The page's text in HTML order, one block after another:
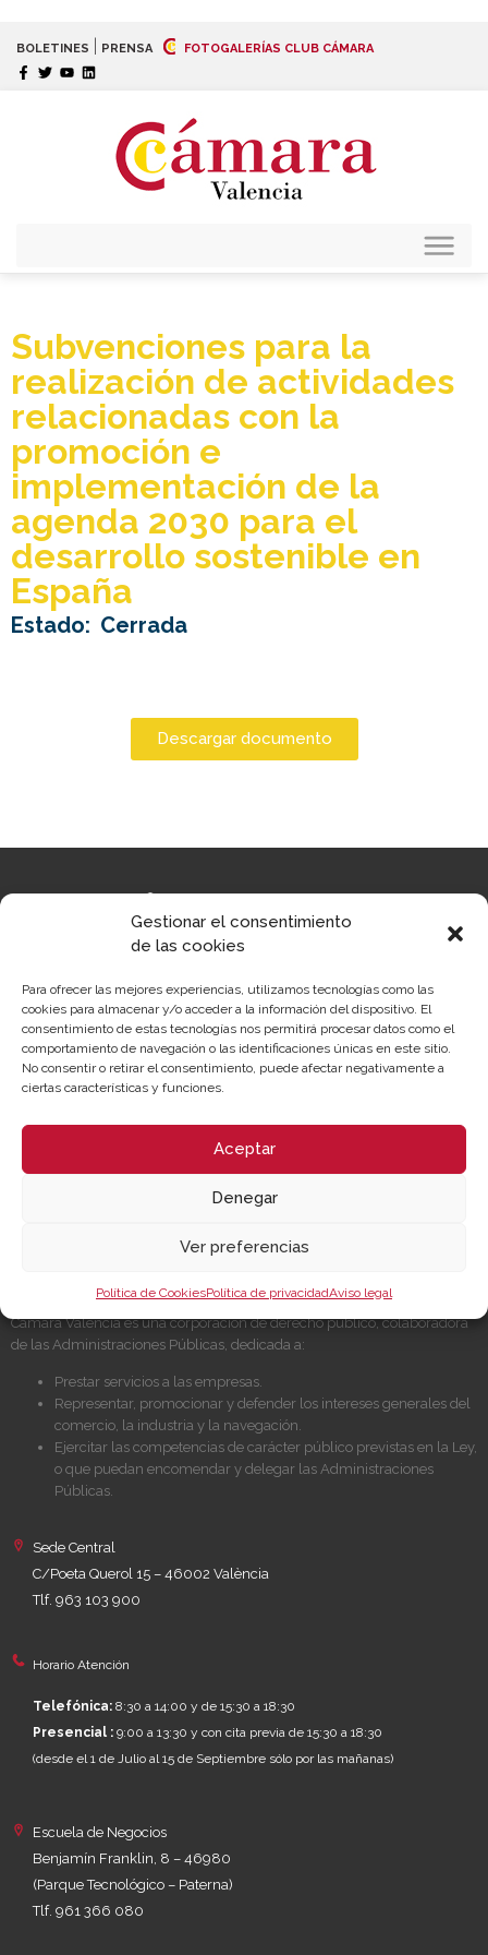
Gestionar el consentimiento
de las cookies
Para ofrecer las mejores experiencias, utilizamos tecnologías como las
cookies para almacenar y/o acceder a la información del dispositivo. El
consentimiento de estas tecnologías nos permitirá procesar datos como el
comportamiento de navegación o las identificaciones únicas en este sitio.
No consentir o retirar el consentimiento, puede afectar negativamente a
ciertas características y funciones.
Aceptar
Denegar
Ver preferencias
Política de CookiesPolítica de privacidadAviso legal
BOLETINES PRENSA FOTOGALERÍAS CLUB CÁMARA
Subvenciones para la
realización de actividades
relacionadas con la
promoción e
implementación de la
agenda 2030 para el
desarrollo sostenible en
España
Estado: Cerrada
Descargar documento
Precio mesa citricos
Cámara València es una corporación de derecho público, colaboradora
de las Administraciones Públicas, dedicada a:
Prestar servicios a las empresas.
Representar, promocionar y defender los intereses generales del
comercio, la industria y la navegación.
Ejercitar las competencias de carácter público previstas en la Ley,
o que puedan encomendar y delegar las Administraciones
Públicas.
Sede Central
C/Poeta Querol 15 – 46002 València
Tlf. 963 103 900
Horario Atención
Telefónica: 8:30 a 14:00 y de 15:30 a 18:30
Presencial : 9:00 a 13:30 y con cita previa de 15:30 a 18:30
(desde el 1 de Julio al 15 de Septiembre sólo por las mañanas)
Escuela de Negocios
Benjamín Franklin, 8 – 46980
(Parque Tecnológico – Paterna)
Tlf. 961 366 080